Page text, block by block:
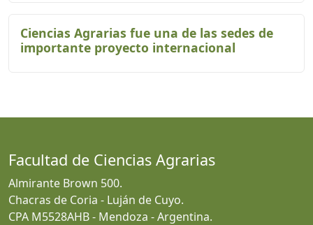
Ciencias Agrarias fue una de las sedes de
importante proyecto internacional
Facultad de Ciencias Agrarias
Almirante Brown 500.
Chacras de Coria - Luján de Cuyo.
CPA M5528AHB - Mendoza - Argentina.